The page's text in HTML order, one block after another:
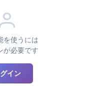
を使うには
が必要です
イン